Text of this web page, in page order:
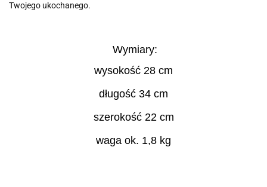
Twojego ukochanego.
Wymiary:
wysokość 28 cm
długość 34 cm
szerokość 22 cm
waga ok. 1,8 kg